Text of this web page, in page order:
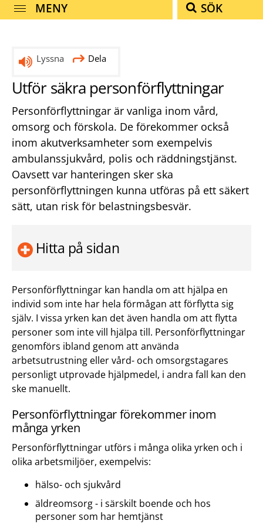
MENY SÖK
Lyssna Dela
Utför säkra personförflyttningar
Personförflyttningar är vanliga inom vård,
omsorg och förskola. De förekommer också
inom akutverksamheter som exempelvis
ambulanssjukvård, polis och räddningstjänst.
Oavsett var hanteringen sker ska
personförflyttningen kunna utföras på ett säkert
sätt, utan risk för belastningsbesvär.
Hitta på sidan
Personförflyttningar kan handla om att hjälpa en
individ som inte har hela förmågan att förflytta sig
själv. I vissa yrken kan det även handla om att flytta
personer som inte vill hjälpa till. Personförflyttningar
genomförs ibland genom att använda
arbetsutrustning eller vård- och omsorgstagares
personligt utprovade hjälpmedel, i andra fall kan den
ske manuellt.
Personförflyttningar förekommer inom
många yrken
Personförflyttningar utförs i många olika yrken och i
olika arbetsmiljöer, exempelvis:
hälso- och sjukvård
äldreomsorg - i särskilt boende och hos
personer som har hemtjänst